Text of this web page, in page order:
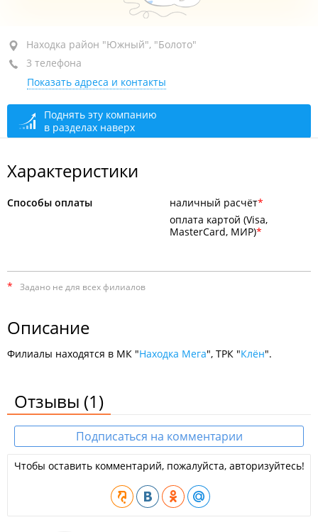
Находка, район "Южный", ул. Спортивная, 2
МК "Находка Мега"
+7 (4236) 61-16-06касса
+7 914 689-28-11 администратор
открыто: 09:00–02:00
Находка район "Южный", "Болото"
3 телефона
Показать адреса и контакты
Поднять эту компанию
в разделах наверх
Характеристики
Способы оплаты
наличный расчёт
оплата картой (Visa,
MasterCard, МИР)
* Задано не для всех филиалов
Описание
Филиалы находятся в МК "Находка Мега", ТРК "Клён".
Отзывы (1)
Подписаться на комментарии
Чтобы оставить комментарий, пожалуйста, авторизуйтесь!